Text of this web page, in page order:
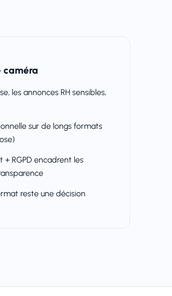
caméra
les annonces RH sensibles,
sur de longs formats
RGPD encadrent les
reste une décision